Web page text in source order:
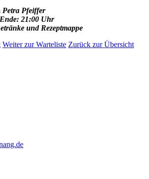
Petra Pfeiffer
21:00 Uhr
und Rezeptmappe
Weiter zur Warteliste Zurück zur Übersicht